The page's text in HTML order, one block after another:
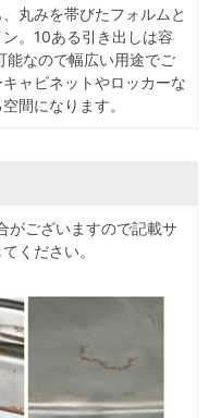
丸みを帯びたフォルムと
。10ある引き出しは容
能なので幅広い用途でご
ャビネットやロッカーな
間になります。
がございますので記載サ
ください。